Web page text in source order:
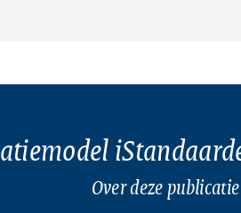
Over deze publicatie